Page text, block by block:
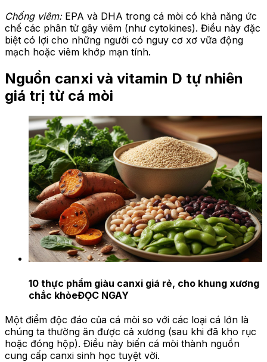
Chống viêm:EPA và DHA trong cá mòi có khả năng ức
chế các phân tử gây viêm (như cytokines). Điều này đặc
biệt có lợi cho những người có nguy cơ xơ vữa động
mạch hoặc viêm khớp mạn tính.
Nguồn canxi và vitamin D tự nhiên
giá trị từ cá mòi
10 thực phẩm giàu canxi giá rẻ, cho khung xương
chắc khỏeĐỌC NGAY
Một điểm độc đáo của cá mòi so với các loại cá lớn là
chúng ta thường ăn được cả xương (sau khi đã kho rục
hoặc đóng hộp). Điều này biến cá mòi thành nguồn
cung cấp canxi sinh học tuyệt vời.